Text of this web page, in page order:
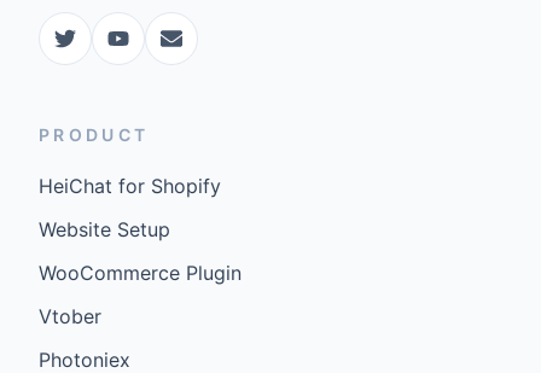
PRODUCT
HeiChat for Shopify
Website Setup
WooCommerce Plugin
Vtober
Photoniex